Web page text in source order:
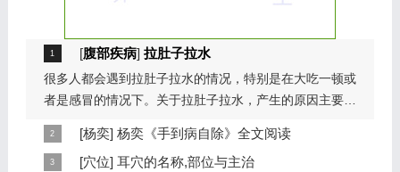
[腹部疾病] 拉肚子拉水
很多人都会遇到拉肚子拉水的情况，特别是在大吃一顿或
者是感冒的情况下。关于拉肚子拉水，产生的原因主要是
因为饮食问题，或者是因为肠胃问题。本页包...
[杨奕] 杨奕《手到病自除》全文阅读
本页提供杨奕手到病自除全文阅读。包括完整目录、共计
[穴位] 耳穴的名称,部位与主治